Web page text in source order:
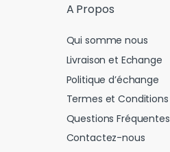
A Propos
Qui somme nous
Livraison et Echange
Politique d’échange
Termes et Conditions
Questions Fréquentes
Contactez-nous